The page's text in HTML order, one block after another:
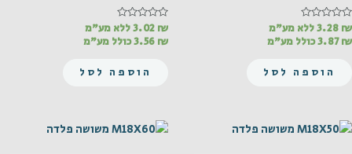
דורג
מתוך
3.28 ₪
ללא מע"מ
3.87₪ כולל מע"מ
הוספה לסל
דורג
מתוך
3.02 ₪
ללא מע"מ
3.56 ₪ כולל מע"מ
הוספה לסל